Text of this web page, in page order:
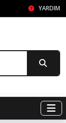
YARDIM